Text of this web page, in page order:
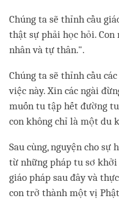
Chúng ta sẽ thỉnh cầu
thật sự phải học hỏi. Con
nhân và tự thân.".
Chúng ta sẽ thỉnh cầu
việc này. Xin các ngài
muốn tu tập hết đường
con không chỉ là một du
Sau cùng, nguyện cho
từ những pháp tu sơ khởi
giáo pháp sau đây và
con trở thành một vị